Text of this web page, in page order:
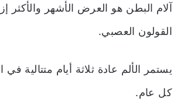
آلام البطن هو العرض الأشهر
القولون العصبي.
يستمر الألم عادة ثلاثة أيام متتالية في
كل عام.